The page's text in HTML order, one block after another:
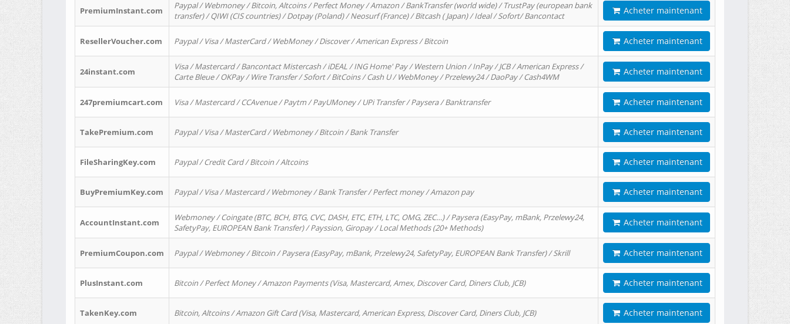
PremiumInstant.com
Paypal / Webmoney / Bitcoin, Altcoins / Perfect Money / Amazon / BankTransfer (world wide) / TrustPay (european bank
transfer) / QIWI (CIS countries) / Dotpay (Poland) / Neosurf (France) / Bitcash ( Japan) / Ideal / Sofort/ Bancontact
Acheter maintenant
ResellerVoucher.com Paypal / Visa / MasterCard / WebMoney / Discover / American Express / Bitcoin Acheter maintenant
24instant.com
Visa / Mastercard / Bancontact Mistercash / iDEAL / ING Home' Pay / Western Union / InPay / JCB / American Express /
Carte Bleue / OKPay / Wire Transfer / Sofort / BitCoins / Cash U / WebMoney / Przelewy24 / DaoPay / Cash4WM
Acheter maintenant
247premiumcart.com Visa / Mastercard / CCAvenue / Paytm / PayUMoney / UPi Transfer / Paysera / Banktransfer Acheter maintenant
TakePremium.com Paypal / Visa / MasterCard / Webmoney / Bitcoin / Bank Transfer Acheter maintenant
FileSharingKey.com Paypal / Credit Card / Bitcoin / Altcoins Acheter maintenant
BuyPremiumKey.com Paypal / Visa / Mastercard / Webmoney / Bank Transfer / Perfect money / Amazon pay Acheter maintenant
AccountInstant.com
Webmoney / Coingate (BTC, BCH, BTG, CVC, DASH, ETC, ETH, LTC, OMG, ZEC…) / Paysera (EasyPay, mBank, Przelewy24,
SafetyPay, EUROPEAN Bank Transfer) / Payssion, Giropay / Local Methods (20+ Methods)
Acheter maintenant
PremiumCoupon.com Paypal / Webmoney / Bitcoin / Paysera (EasyPay, mBank, Przelewy24, SafetyPay, EUROPEAN Bank Transfer) / Skrill Acheter maintenant
PlusInstant.com Bitcoin / Perfect Money / Amazon Payments (Visa, Mastercard, Amex, Discover Card, Diners Club, JCB) Acheter maintenant
TakenKey.com Bitcoin, Altcoins / Amazon Gift Card (Visa, Mastercard, American Express, Discover Card, Diners Club, JCB) Acheter maintenant